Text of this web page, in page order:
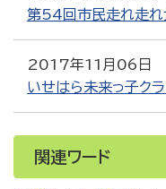
第54回市民走れ走れ
2017年11月06日
いせはら未来っ子クラ
関連ワード